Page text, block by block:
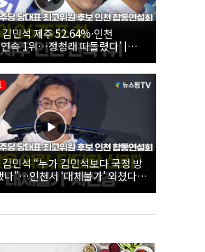
민석 제주 52.64%·인천
속 1위…정청래 따돌렸다’ |
어민주당 당대표·최고위원 후
연설회
민석 “누가 김민석보다 국정 방
나”…인천서 ‘대체불가’ 외쳤다 |
어민주당 당대표·최고위원 후